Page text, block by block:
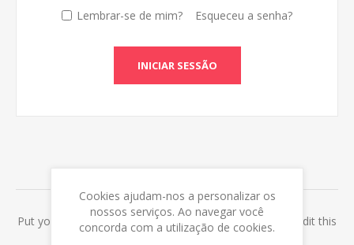
Lembrar-se de mim? Esqueceu a senha?
INICIAR SESSÃO
Put your login / registration information here. You can edit this
Cookies ajudam-nos a personalizar os
nossos serviços. Ao navegar você
concorda com a utilização de cookies.